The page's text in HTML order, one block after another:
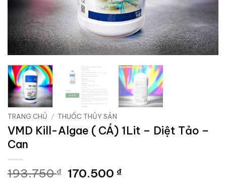
TRANG CHỦ / THUỐC THỦY SẢN
VMD Kill-Algae ( CÁ) 1Lit – Diệt Tảo –
Can
193.750₫ Giá
170.500 ₫Giá